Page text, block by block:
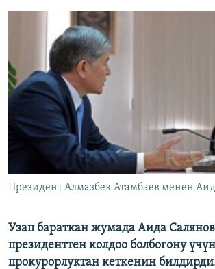
ЭЖЕ-СИҢДИЛЕР
АЗАТТЫК+
ЫҢГАЙСЫЗ СУРООЛОР
ОНЛАЙН ШЕРИНЕ
ЭЕ/АРнун бардык сайттары
Президент Алмазбек Атамбаев менен
Узап бараткан жумада Аида
президенттен колдоо болбогону
прокурорлуктан кеткенин